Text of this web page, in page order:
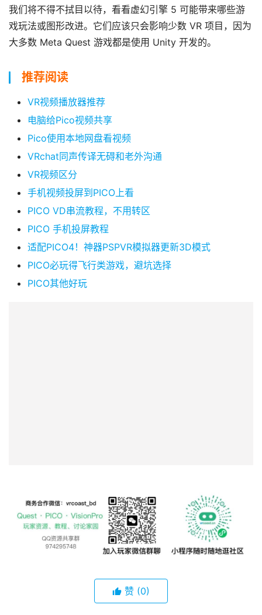
设
备
排
名
源
下
论
坛
登录 注册
我们将不得不拭目以待，看看虚幻引擎 5 可能带来哪些游
戏玩法或图形改进。它们应该只会影响少数 VR 项目，因为
大多数 Meta Quest 游戏都是使用 Unity 开发的。
推荐阅读
VR视频播放器推荐
电脑给Pico视频共享
Pico使用本地网盘看视频
VRchat同声传译无碍和老外沟通
VR视频区分
手机视频投屏到PICO上看
PICO VD串流教程，不用转区
PICO 手机投屏教程
适配PICO4！神器PSPVR模拟器更新3D模式
PICO必玩得飞行类游戏，避坑选择
PICO其他好玩
赞 (0)